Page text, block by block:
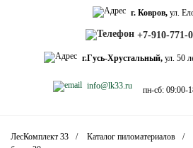
г. Ковров, ул.
+7-910-771-
г.Гусь-Хрустальный, ул. 50
info@lk33.ru пн-сб: 09:00-
ЛесКомплект 33 Каталог пиломатериалов